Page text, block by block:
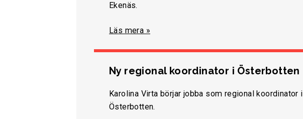
Ekenäs.
Läs mera »
Ny regional koordinator i Österbotten
Karolina Virta börjar jobba som regional koordinator i
Österbotten.